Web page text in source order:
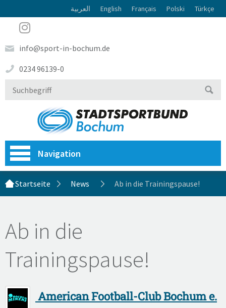
العربية English Français Polski Türkçe
info@sport-in-bochum.de
0234 96139-0
Navigation
Startseite News Ab in die Trainingspause!
Ab in die
Trainingspause!
American Football-Club Bochum e.